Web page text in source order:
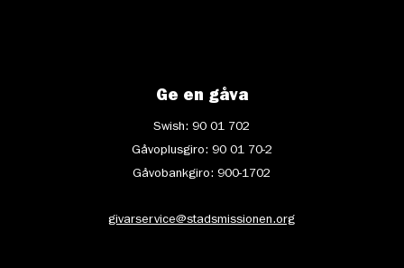
Ge en gåva
Swish: 90 01 702
Gåvoplusgiro: 90 01 70-2
Gåvobankgiro: 900-1702
givarservice@stadsmissionen.org